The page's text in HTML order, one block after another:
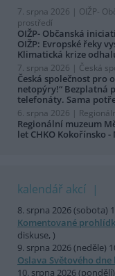
7. srpna 2026 | OIŽP-
prostředí
OIŽP- Občanská
OIŽP: Evropské řeky
Klimatická krize
7. srpna 2026 | Česká
Česká společnost pro
netopýry!“ Bezplatná
telefonáty. Sama
6. srpna 2026 |
Regionální muzeum
let CHKO Kokořínsko
kalendář akcí
8. srpna 2026 (sobota)
Komentované
diskuse, )
9. srpna 2026 (neděle)
Oslava Světového dne
10. srpna 2026